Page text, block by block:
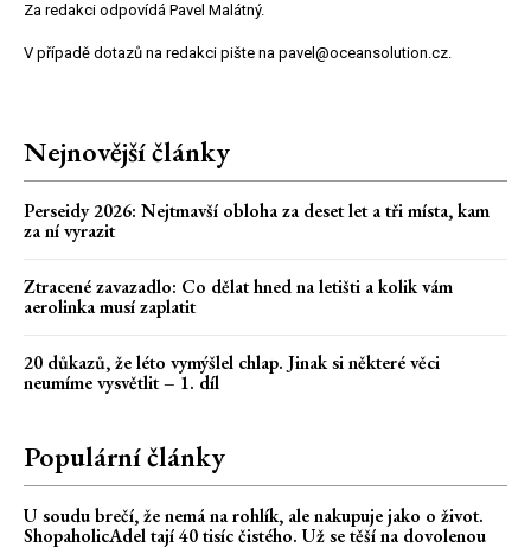
Za redakci odpovídá Pavel Malátný.
V případě dotazů na redakci pište na pavel@oceansolution.cz.
Nejnovější články
Perseidy 2026: Nejtmavší obloha za deset let a tři místa, kam
za ní vyrazit
Ztracené zavazadlo: Co dělat hned na letišti a kolik vám
aerolinka musí zaplatit
20 důkazů, že léto vymýšlel chlap. Jinak si některé věci
neumíme vysvětlit – 1. díl
Populární články
U soudu brečí, že nemá na rohlík, ale nakupuje jako o život.
ShopaholicAdel tají 40 tisíc čistého. Už se těší na dovolenou